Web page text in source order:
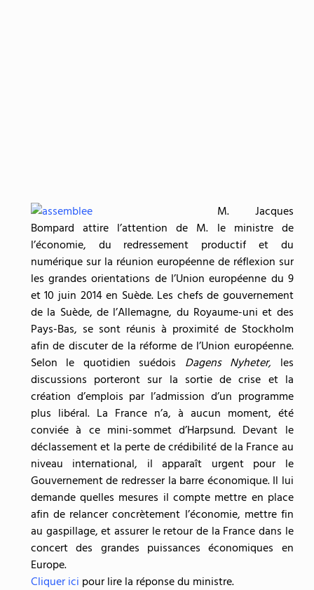
M. Jacques
Bompard attire l’attention de M. le ministre de
l’économie, du redressement productif et du
numérique sur la réunion européenne de réflexion sur
les grandes orientations de l’Union européenne du 9
et 10 juin 2014 en Suède. Les chefs de gouvernement
de la Suède, de l’Allemagne, du Royaume-uni et des
Pays-Bas, se sont réunis à proximité de Stockholm
afin de discuter de la réforme de l’Union européenne.
Selon le quotidien suédois Dagens Nyheter, les
discussions porteront sur la sortie de crise et la
création d’emplois par l’admission d’un programme
plus libéral. La France n’a, à aucun moment, été
conviée à ce mini-sommet d’Harpsund. Devant le
déclassement et la perte de crédibilité de la France au
niveau international, il apparaît urgent pour le
Gouvernement de redresser la barre économique. Il lui
demande quelles mesures il compte mettre en place
afin de relancer concrètement l’économie, mettre fin
au gaspillage, et assurer le retour de la France dans le
concert des grandes puissances économiques en
Europe.
Cliquer ici pour lire la réponse du ministre.